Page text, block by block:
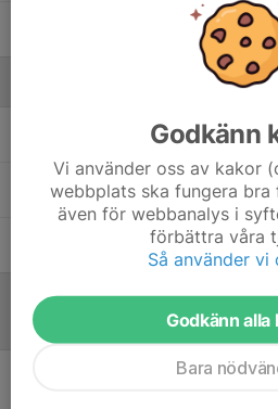
Josefin NilssonLedare
Magnus WestlundLedare
Robert MagnussonLedare/
Referat
Godkänn
Vi använder oss av kakor
webbplats ska fungera bra
även för webbanalys i
förbättra våra
Så använder vi
Godkänn alla
Bara